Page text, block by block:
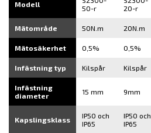
Modell
50-r
20-r
Mätområde 50N.m 20N.m
Mätosäkerhet 0,5% 0,5%
Infästning typ Kilspår Kilspår
Infästning
diameter
15 mm 9mm
Kapslingsklass
IP50 och
IP65
IP50 och
IP65